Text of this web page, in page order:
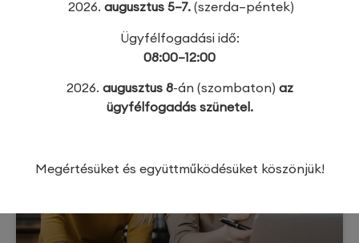
2026. augusztus 5–7. (szerda–péntek)
Ügyfélfogadási idő:
08:00–12:00
2026. augusztus 8-án (szombaton) az
ügyfélfogadás szünetel.
Megértésüket és együttműködésüket köszönjük!